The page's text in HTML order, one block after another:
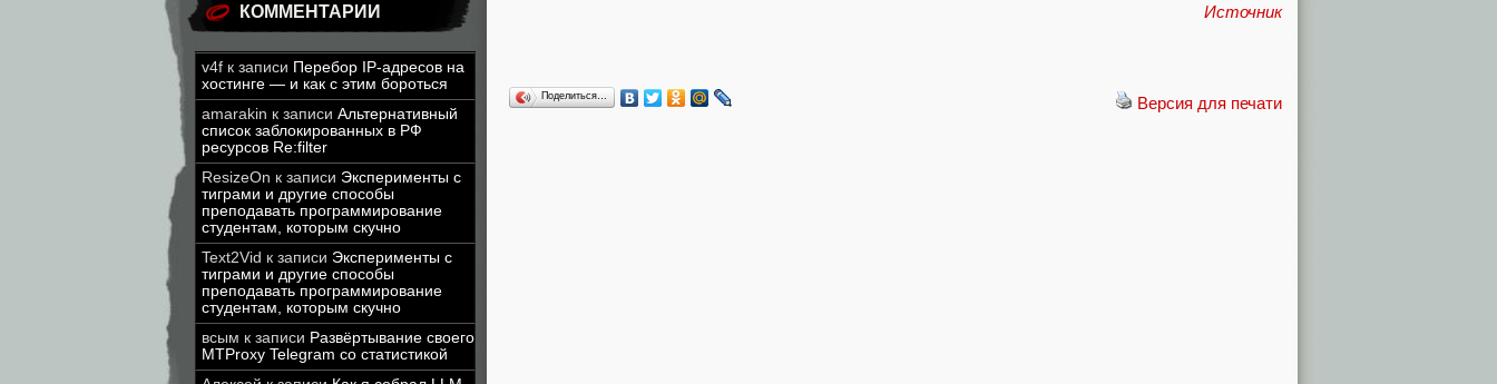
КОММЕНТАРИИ
v4f к записи Перебор IP-адресов на
хостинге — и как с этим бороться
amarakin к записи Альтернативный
список заблокированных в РФ
ресурсов Re:filter
ResizeOn к записи Эксперименты с
тиграми и другие способы
преподавать программирование
студентам, которым скучно
Text2Vid к записи Эксперименты с
тиграми и другие способы
преподавать программирование
студентам, которым скучно
всым к записи Развёртывание своего
MTProxy Telegram со статистикой
Источник
Версия для печати
Поделиться…